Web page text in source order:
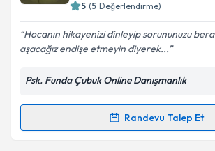
Kişisel verilerimin işlenmesine
kapsamda işlenmesini kabul
Takvim Talebini
5 (5 Değerlendirme)
Hocanın hikayenizi dinleyip sorununuzu
aşacağız endişe etmeyin diyerek...
Psk. Funda Çubuk Online Danışmanlık
Randevu Talep Et
Randevu Takvimi Talebi